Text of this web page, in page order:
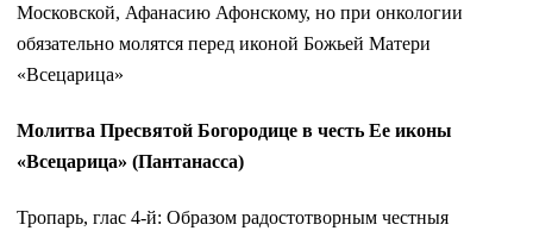
Московской, Афанасию Афонскому, но при онкологии
обязательно молятся перед иконой Божьей Матери
«Всецарица»
Молитва Пресвятой Богородице в честь Ее иконы
«Всецарица» (Пантанасса)
Тропарь, глас 4-й: Образом радостотворным честныя